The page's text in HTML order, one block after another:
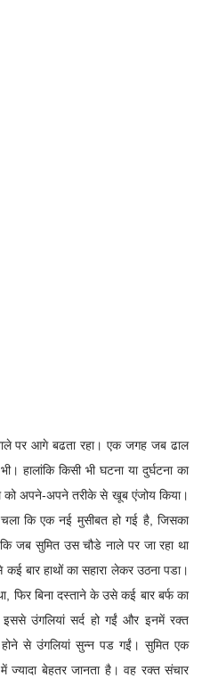
पर आगे बढता रहा। एक जगह जब ढाल
हालांकि किसी भी घटना या दुर्घटना का
अपने-अपने तरीके से खूब एंजोय किया।
कि एक नई मुसीबत हो गई है, जिसका
जब सुमित उस चौडे नाले पर जा रहा था
बार हाथों का सहारा लेकर उठना पडा।
फिर बिना दस्ताने के उसे कई बार बर्फ का
उंगलियां सर्द हो गईं और इनमें रक्त
होने से उंगलियां सुन्न पड गईं। सुमित एक
बेहतर जानता है। वह रक्त संचार